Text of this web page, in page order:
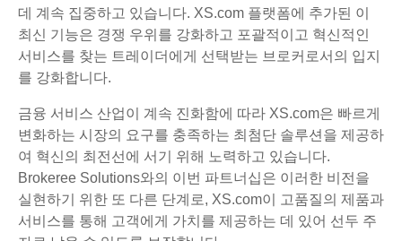
데 계속 집중하고 있습니다. XS.com 플랫폼에 추가된 이
최신 기능은 경쟁 우위를 강화하고 포괄적이고 혁신적인
서비스를 찾는 트레이더에게 선택받는 브로커로서의 입지
를 강화합니다.
금융 서비스 산업이 계속 진화함에 따라 XS.com은 빠르게
변화하는 시장의 요구를 충족하는 최첨단 솔루션을 제공하
여 혁신의 최전선에 서기 위해 노력하고 있습니다.
Brokeree Solutions와의 이번 파트너십은 이러한 비전을
실현하기 위한 또 다른 단계로, XS.com이 고품질의 제품과
서비스를 통해 고객에게 가치를 제공하는 데 있어 선두 주